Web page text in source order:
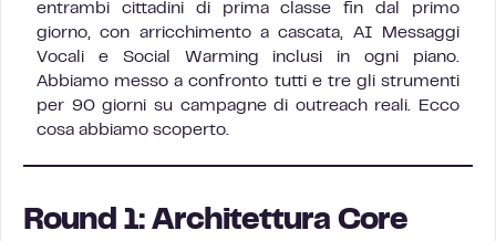
entrambi cittadini di prima classe fin dal primo
giorno, con arricchimento a cascata, AI Messaggi
Vocali e Social Warming inclusi in ogni piano.
Abbiamo messo a confronto tutti e tre gli strumenti
per 90 giorni su campagne di outreach reali. Ecco
cosa abbiamo scoperto.
Round 1: Architettura Core